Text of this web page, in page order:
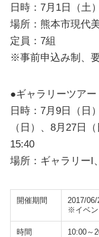
日時：7月1日（土
場所：熊本市現代
定員：7組
※事前申込み制、
●ギャラリーツアー
日時：7月9日（日
（日）、8月27日
15:40
場所：ギャラリーI
開催期間
2017/
※イベン
時間 10:00～